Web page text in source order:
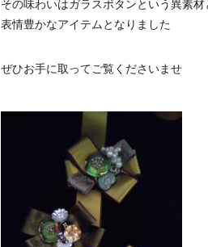
その味わいはガラスボタンという異素
表情豊かなアイテムとなりました
ぜひお手に取ってご覧くださいませ